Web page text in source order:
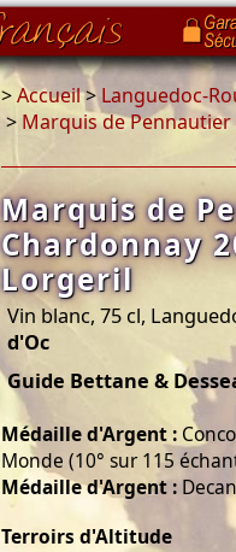
>Accueil>Languedoc-
> Marquis de
Marquis de
Chardonnay
Lorgeril
Vin blanc, 75 cl,
d'Oc
Guide Bettane &
Médaille d'Argent :
Monde (10° sur 115
Médaille d'Argent :
Terroirs d'Altitude